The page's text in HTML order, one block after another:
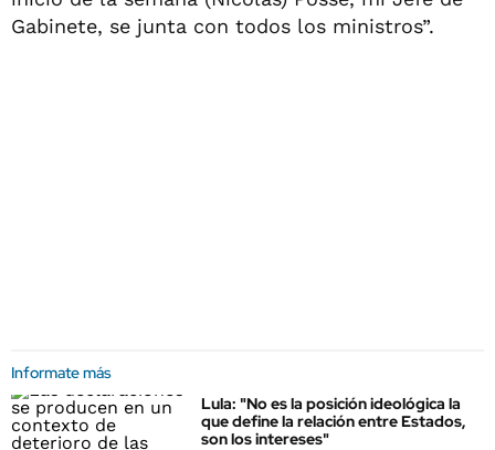
Gabinete, se junta con todos los ministros”.
Informate más
Lula: "No es la posición ideológica la
que define la relación entre Estados,
son los intereses"